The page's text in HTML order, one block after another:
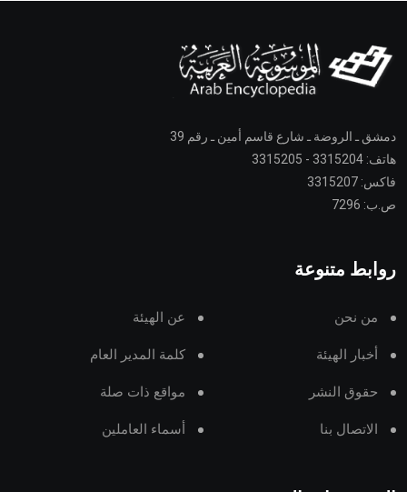
دمشق ـ الروضة ـ شارع قاسم أمين ـ رقم 39
هاتف: 3315204 - 3315205
فاكس: 3315207
ص.ب: 7296
روابط متنوعة
من نحن عن الهيئة
أخبار الهيئة كلمة المدير العام
حقوق النشر مواقع ذات صلة
الاتصال بنا أسماء العاملين